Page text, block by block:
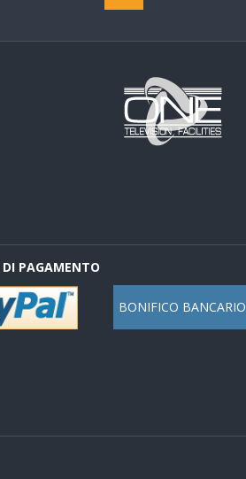
PAGAMENTO
BONIFICO BANCARIO